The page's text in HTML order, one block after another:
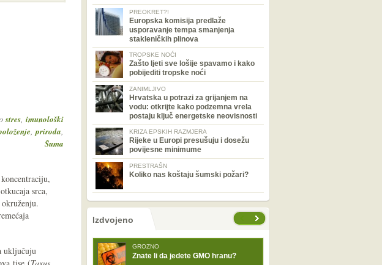
stres, imunološki
,priroda,
Šuma
srca,
uključuju
PREOKRET?!
Europska komisija predlaže
usporavanje tempa smanjenja
stakleničkih plinova
TROPSKE NOĆI
Zašto ljeti sve lošije spavamo i kako
pobijediti tropske noći
ZANIMLJIVO
Hrvatska u potrazi za grijanjem na
vodu: otkrijte kako podzemna vrela
postaju ključ energetske neovisnosti
KRIZA EPSKIH RAZMJERA
Rijeke u Europi presušuju i dosežu
povijesne minimume
PRESTRAŠN
Koliko nas koštaju šumski požari?
nema prethodne stranice
sljedećeIzdvojeno
GROZNO
Znate li da jedete GMO hranu?